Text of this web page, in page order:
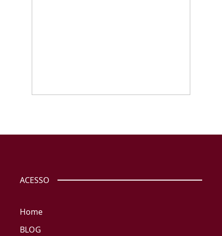
ACESSO
Home
BLOG